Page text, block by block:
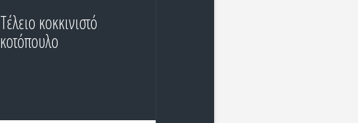
Τέλειο κοκκινιστό
κοτόπουλο